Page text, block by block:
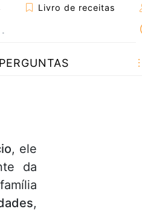
Livro de receitas
PERGUNTAS
, ele
da
,